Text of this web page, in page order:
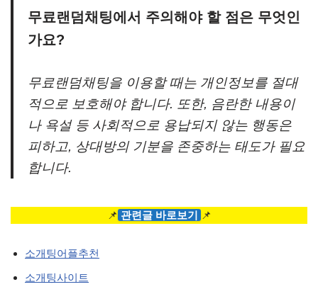
무료랜덤채팅에서 주의해야 할 점은 무엇인
가요?
무료랜덤채팅을 이용할 때는 개인정보를 절대
적으로 보호해야 합니다. 또한, 음란한 내용이
나 욕설 등 사회적으로 용납되지 않는 행동은
피하고, 상대방의 기분을 존중하는 태도가 필요
합니다.
📌 관련글 바로보기 📌
소개팅어플추천
소개팅사이트